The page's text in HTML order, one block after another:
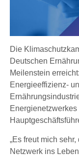
Die
Deutschen
Meilenstein
Energieeffizienz-
„Es freut mich
Netzwerk ins